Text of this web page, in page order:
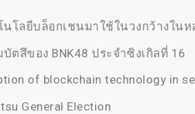
โลยีบล็อกเชนมาใช้ในวงกว้างในห
ตสึของ BNK48 ประจำซิงเกิลที่ 16
of blockchain technology in
General Election